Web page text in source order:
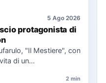
5 Ago 2026
protagonista di
"Il Mestiere", con
di un
2 min